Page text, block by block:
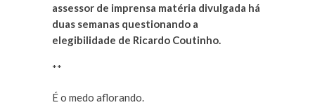
assessor de imprensa matéria divulgada há
duas semanas questionando a
elegibilidade de Ricardo Coutinho.
**
É o medo aflorando.